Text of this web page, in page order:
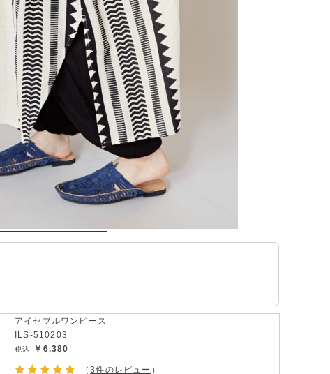
アイセブルワンピース
ILS-510203
￥6,380
（3件のレビュー ）